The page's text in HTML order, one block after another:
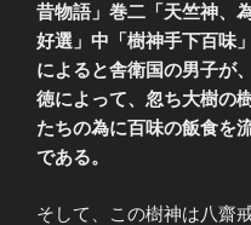
昔物語」巻二「天竺神、
好選」中「樹神手下百味
によると舎衛国の男子が
徳によって、忽ち大樹の
たちの為に百味の飯食を
である。
そして、この樹神は八齋